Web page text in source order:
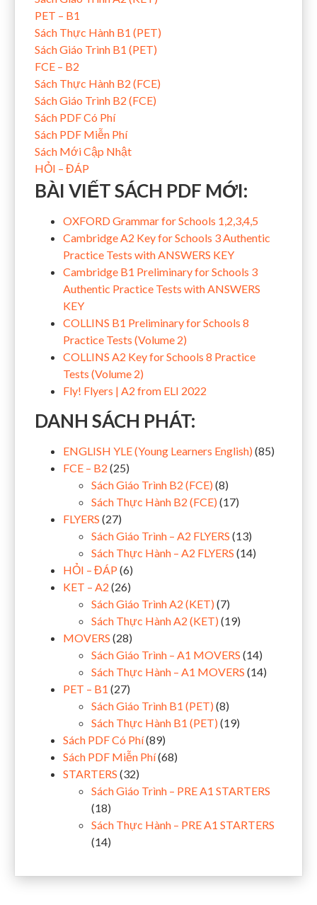
PET – B1
Sách Thực Hành B1 (PET)
Sách Giáo Trình B1 (PET)
FCE – B2
Sách Thực Hành B2 (FCE)
Sách Giáo Trình B2 (FCE)
Sách PDF Có Phí
Sách PDF Miễn Phí
Sách Mới Cập Nhật
HỎI – ĐÁP
BÀI VIẾT SÁCH PDF MỚI:
OXFORD Grammar for Schools 1,2,3,4,5
Cambridge A2 Key for Schools 3 Authentic
Practice Tests with ANSWERS KEY
Cambridge B1 Preliminary for Schools 3
Authentic Practice Tests with ANSWERS
KEY
COLLINS B1 Preliminary for Schools 8
Practice Tests (Volume 2)
COLLINS A2 Key for Schools 8 Practice
Tests (Volume 2)
Fly! Flyers | A2 from ELI 2022
DANH SÁCH PHÁT:
ENGLISH YLE (Young Learners English) (85)
FCE – B2 (25)
Sách Giáo Trình B2 (FCE) (8)
Sách Thực Hành B2 (FCE) (17)
FLYERS (27)
Sách Giáo Trình – A2 FLYERS (13)
Sách Thực Hành – A2 FLYERS (14)
HỎI – ĐÁP (6)
KET – A2 (26)
Sách Giáo Trình A2 (KET) (7)
Sách Thực Hành A2 (KET) (19)
MOVERS (28)
Sách Giáo Trình – A1 MOVERS (14)
Sách Thực Hành – A1 MOVERS (14)
PET – B1 (27)
Sách Giáo Trình B1 (PET) (8)
Sách Thực Hành B1 (PET) (19)
Sách PDF Có Phí(89)
Sách PDF Miễn Phí(68)
STARTERS (32)
Sách Giáo Trình – PRE A1 STARTERS
(18)
Sách Thực Hành – PRE A1 STARTERS
(14)